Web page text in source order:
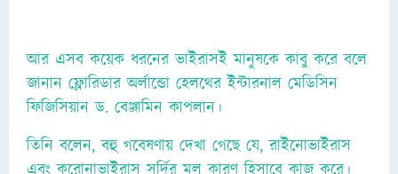
আর এসব কয়েক ধরনের ভাইরাসই মানুষকে কাবু করে বলে
জানান ফ্লোরিডার অর্লান্ডো হেলথের ইন্টারনাল মেডিসিন
ফিজিসিয়ান ড. বেঞ্জামিন কাপলান।
তিনি বলেন, বহু গবেষণায় দেখা গেছে যে, রাইনোভাইরাস